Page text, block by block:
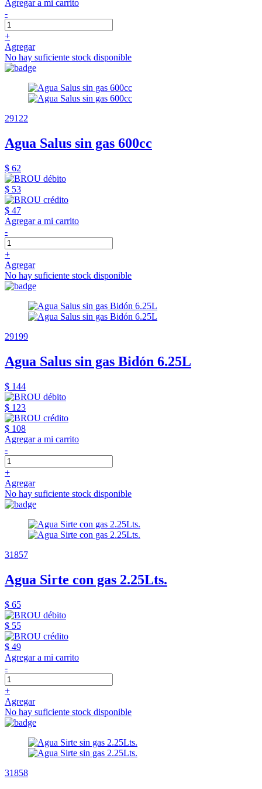
Agregar a mi carrito
-
+
Agregar
No hay suficiente stock disponible
29122
Agua Salus sin gas 600cc
$ 62
$ 53
$ 47
Agregar a mi carrito
-
+
Agregar
No hay suficiente stock disponible
29199
Agua Salus sin gas Bidón 6.25L
$ 144
$ 123
$ 108
Agregar a mi carrito
-
+
Agregar
No hay suficiente stock disponible
31857
Agua Sirte con gas 2.25Lts.
$ 65
$ 55
$ 49
Agregar a mi carrito
-
+
Agregar
No hay suficiente stock disponible
31858